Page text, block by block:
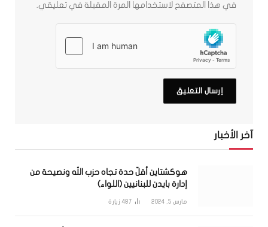
في هذا المتصفح لاستخدامها المرة المقبلة في تعليقي.
آخر الأخبار
هوكشتاين أقلّ حدة تجاه حزب الله ونصيحة من
إدارة بايدن للبنانيين (اللواء)
مارس 5, 2024 487 زيارة